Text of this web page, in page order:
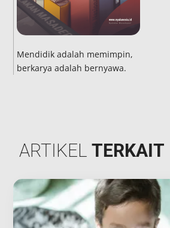
Mendidik adalah memimpin,
berkarya adalah bernyawa.
ARTIKEL TERKAIT